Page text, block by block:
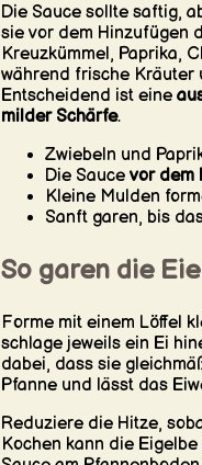
Die Sauce sollte saftig,
sie vor dem Hinzufügen
Kreuzkümmel, Paprika,
während frische Kräuter
Entscheidend ist eine
milder Schärfe.
Zwiebeln und
Die Sauce vor dem
Kleine Mulden
Sanft garen, bis
So garen die
Forme mit einem Löffel
schlage jeweils ein Ei
dabei, dass sie
Pfanne und lässt das
Reduziere die Hitze,
Kochen kann die